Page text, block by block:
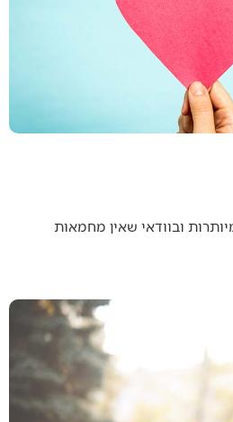
ובוודאי שאין מחמאות